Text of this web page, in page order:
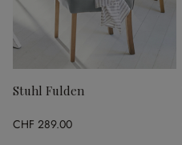
Stuhl Fulden
CHF 289.00